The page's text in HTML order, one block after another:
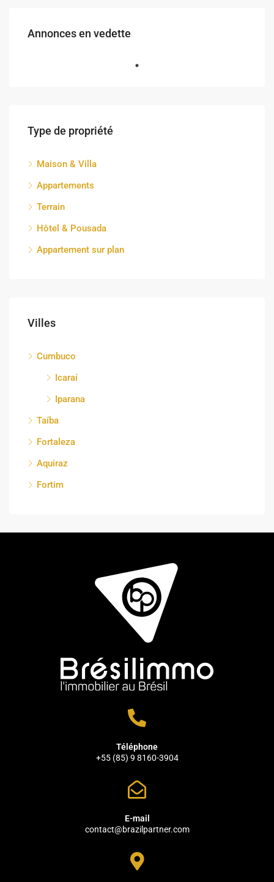
Annonces en vedette
Type de propriété
Maison & Villa
Appartements
Terrain
Hôtel & Pousada
Appartement sur plan
Villes
Cumbuco
Icaraí
Iparana
Taíba
Fortaleza
Aquiraz
Fortim
Téléphone
+55 (85) 9 8160-3904
E-mail
contact@brazilpartner.com